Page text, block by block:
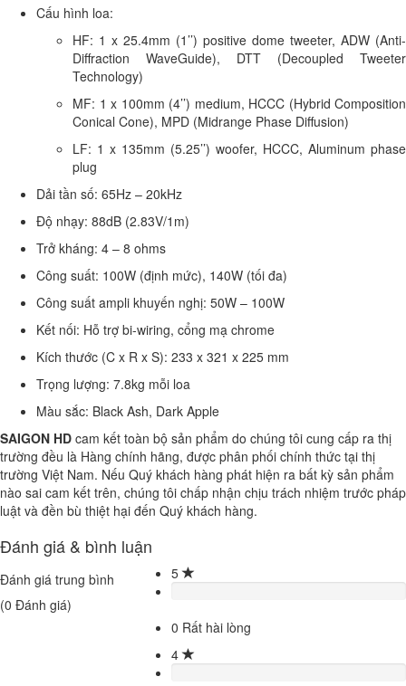
Cấu hình loa:
HF: 1 x 25.4mm (1’’) positive dome tweeter, ADW (Anti-
Diffraction WaveGuide), DTT (Decoupled Tweeter
Technology)
MF: 1 x 100mm (4’’) medium, HCCC (Hybrid Composition
Conical Cone), MPD (Midrange Phase Diffusion)
LF: 1 x 135mm (5.25’’) woofer, HCCC, Aluminum phase
plug
Dải tần số: 65Hz – 20kHz
Độ nhạy: 88dB (2.83V/1m)
Trở kháng: 4 – 8 ohms
Công suất: 100W (định mức), 140W (tối đa)
Công suất ampli khuyến nghị: 50W – 100W
Kết nối: Hỗ trợ bi-wiring, cổng mạ chrome
Kích thước (C x R x S): 233 x 321 x 225 mm
Trọng lượng: 7.8kg mỗi loa
Màu sắc: Black Ash, Dark Apple
SAIGON HD cam kết toàn bộ sản phẩm do chúng tôi cung cấp ra thị
trường đều là Hàng chính hãng, được phân phối chính thức tại thị
trường Việt Nam. Nếu Quý khách hàng phát hiện ra bất kỳ sản phẩm
nào sai cam kết trên, chúng tôi chấp nhận chịu trách nhiệm trước pháp
luật và đền bù thiệt hại đến Quý khách hàng.
Đánh giá & bình luận
Đánh giá trung bình
(0 Đánh giá)
5
0 Rất hài lòng
4